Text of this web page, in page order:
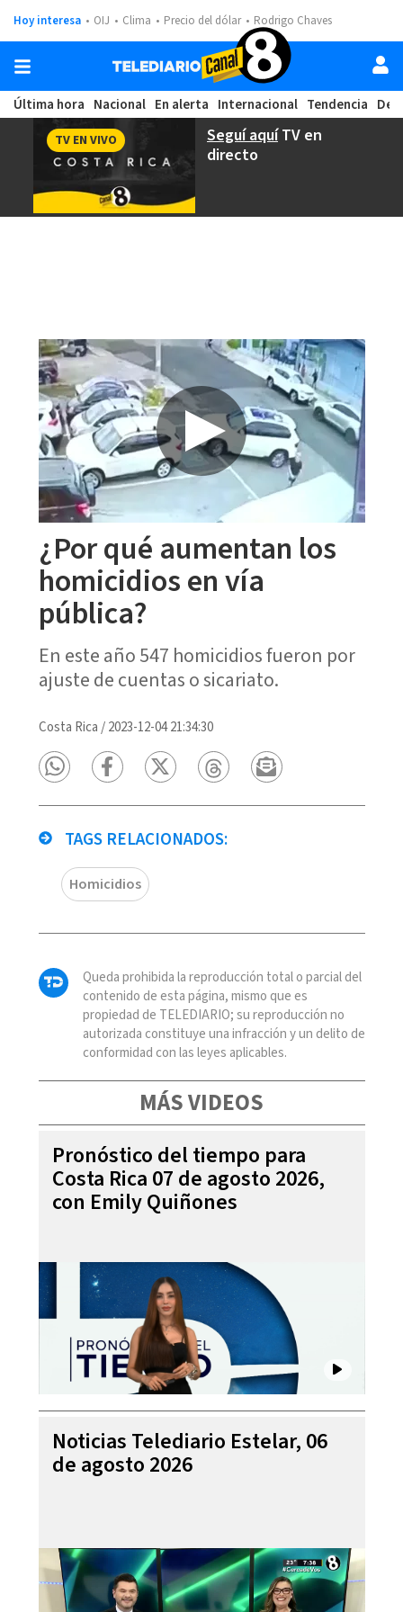
Hoy interesa OIJ Clima Precio del dólar Rodrigo Chaves
Última hora Nacional En alerta Internacional Tendencia
Seguí aquíTV en
directo
TV EN VIVO
¿Por qué aumentan los
homicidios en vía
pública?
En este año 547 homicidios fueron por
ajuste de cuentas o sicariato.
Costa Rica /2023-12-04 21:34:30
TAGS RELACIONADOS:
Homicidios
Queda prohibida la reproducción total o parcial del
contenido de esta página, mismo que es
propiedad de TELEDIARIO; su reproducción no
autorizada constituye una infracción y un delito de
conformidad con las leyes aplicables.
MÁS VIDEOS
Pronóstico del tiempo para
Costa Rica 07 de agosto 2026,
con Emily Quiñones
Noticias Telediario Estelar, 06
de agosto 2026